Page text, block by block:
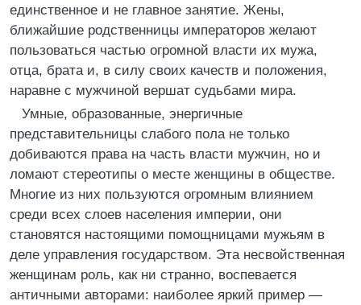
единственное и не главное занятие. Жены,
ближайшие родственницы императоров желают
пользоваться частью огромной власти их мужа,
отца, брата и, в силу своих качеств и положения,
наравне с мужчиной вершат судьбами мира.
Умные, образованные, энергичные
представительницы слабого пола не только
добиваются права на часть власти мужчин, но и
ломают стереотипы о месте женщины в обществе.
Многие из них пользуются огромным влиянием
среди всех слоев населения империи, они
становятся настоящими помощницами мужьям в
деле управления государством. Эта несвойственная
женщинам роль, как ни странно, воспевается
античными авторами: наиболее яркий пример —